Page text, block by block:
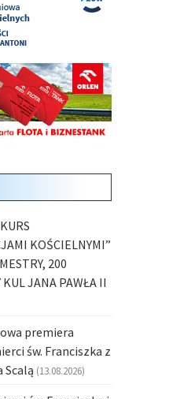
KOŚCIELNYMI”
200
JANA PAWŁA II
premiera
św. Franciszka z
(13.08.2026)